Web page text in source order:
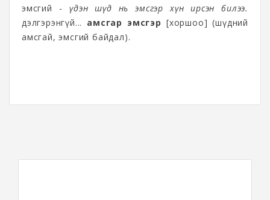
эмсгий - Үүдэн шүд нь эмсгэр хүн ирсэн билээ.
дэлгэрэнгүй... амсгар эмсгэр [хоршоо] (шүдний
амсгай, эмсгий байдал).